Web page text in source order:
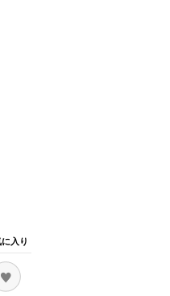
入り